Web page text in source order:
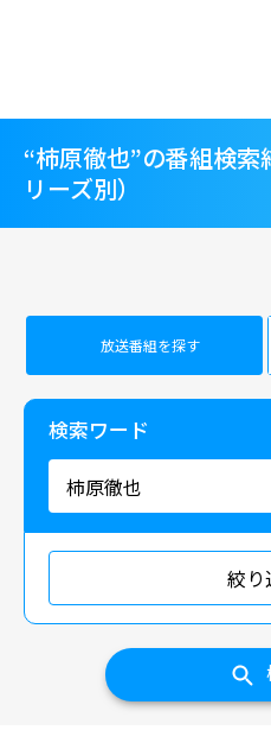
“柿原徹也”の番組検索
リーズ別）
放送番組を探す
検索ワード
絞り